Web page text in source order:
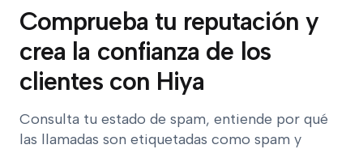
Comprueba tu reputación y
crea la confianza de los
clientes con Hiya
Consulta tu estado de spam, entiende por qué
las llamadas son etiquetadas como spam y